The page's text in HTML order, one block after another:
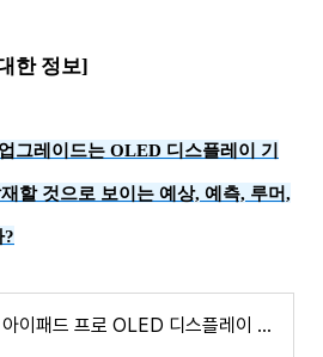
한 정보]
그레이드는 OLED 디스플레이 기
할 것으로 보이는 예상, 예측, 루머,
?
새로운 아이패드 프로 OLED 디스플레이 및 더 빠른 칩셋 탑재할 수 있을 것으로 보이는 정보 등장?